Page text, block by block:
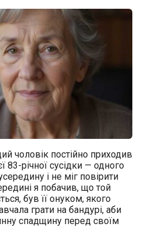
чоловік постійно приходив
83-річної сусідки — одного
і не міг повірити
я побачив, що той
був її онуком, якого
грати на бандурі, аби
спадщину перед своїм